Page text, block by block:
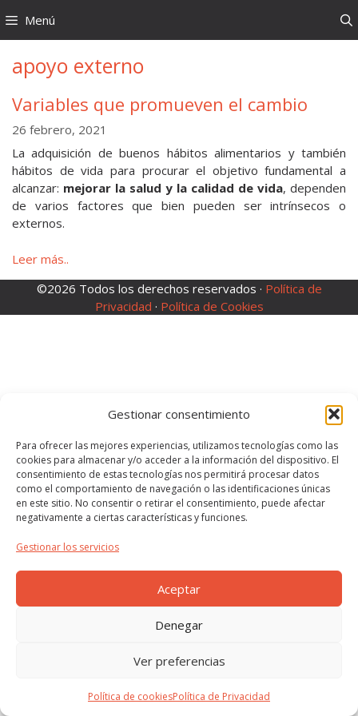
Gestionar consentimiento
Para ofrecer las mejores experiencias, utilizamos tecnologías como las
cookies para almacenar y/o acceder a la información del dispositivo. El
consentimiento de estas tecnologías nos permitirá procesar datos
como el comportamiento de navegación o las identificaciones únicas
en este sitio. No consentir o retirar el consentimiento, puede afectar
negativamente a ciertas características y funciones.
Gestionar los servicios
Aceptar
Denegar
Ver preferencias
Política de cookiesPolítica de Privacidad
al
contenido
Menú
apoyo externo
Variables que promueven el cambio
26 febrero, 2021
La adquisición de buenos hábitos alimentarios y también
hábitos de vida para procurar el objetivo fundamental a
alcanzar: mejorar la salud y la calidad de vida, dependen
de varios factores que bien pueden ser intrínsecos o
externos.
Leer más..
©2026 Todos los derechos reservados · Política de
Privacidad · Política de Cookies